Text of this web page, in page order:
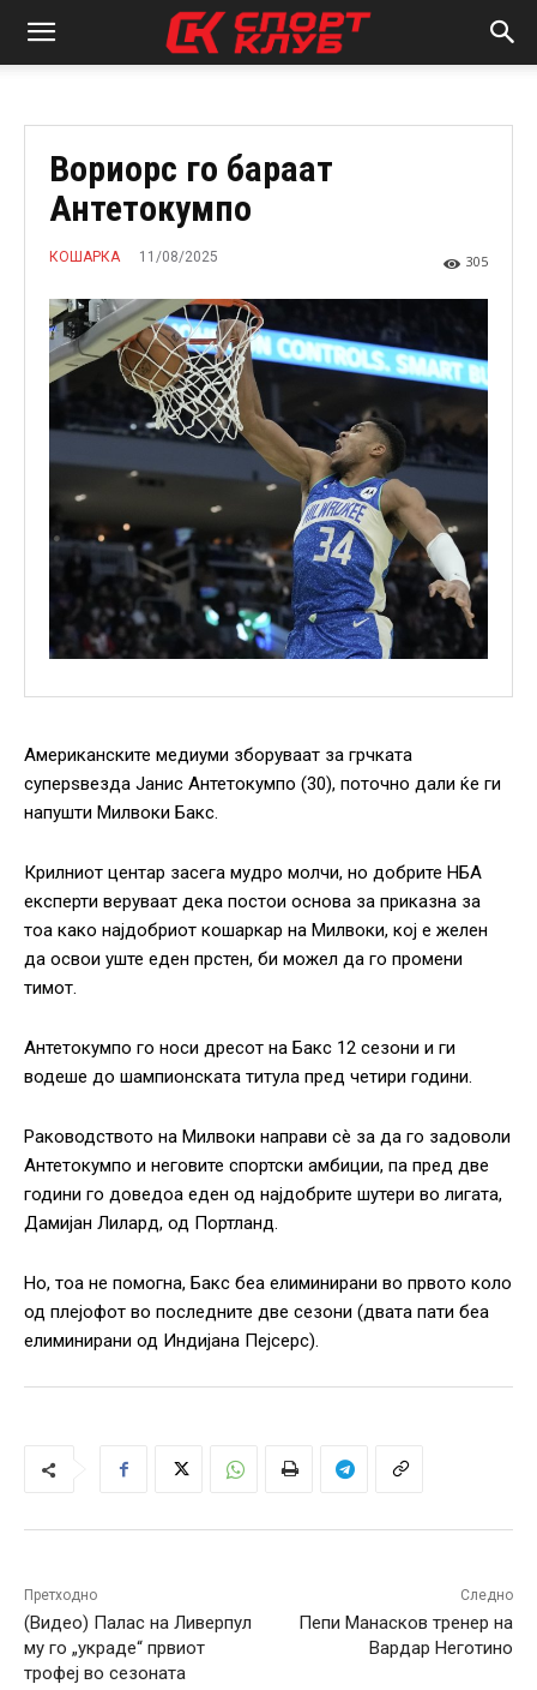
Вориорс го бараат
Антетокумпо
КОШАРКА 11/08/2025 305
Американските медиуми зборуваат за грчката
суперѕвезда Јанис Антетокумпо (30), поточно дали ќе ги
напушти Милвоки Бакс.
Крилниот центар засега мудро молчи, но добрите НБА
експерти веруваат дека постои основа за приказна за
тоа како најдобриот кошаркар на Милвоки, кој е желен
да освои уште еден прстен, би можел да го промени
тимот.
Антетокумпо го носи дресот на Бакс 12 сезони и ги
водеше до шампионската титула пред четири години.
Раководството на Милвоки направи сè за да го задоволи
Антетокумпо и неговите спортски амбиции, па пред две
години го доведоа еден од најдобрите шутери во лигата,
Дамијан Лилард, од Портланд.
Но, тоа не помогна, Бакс беа елиминирани во првото коло
од плејофот во последните две сезони (двата пати беа
елиминирани од Индијана Пејсерс).
Претходно
(Видео) Палас на Ливерпул
му го „украде“ првиот
трофеј во сезоната
Следно
Пепи Манасков тренер на
Вардар Неготино